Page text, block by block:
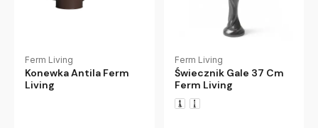
Ferm Living
Konewka Antila Ferm
Living
Ferm Living
Świecznik Gale 37 Cm
Ferm Living